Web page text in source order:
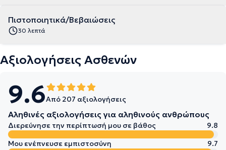
Πιστοποιητικά/Βεβαιώσεις
30 λεπτά
Αξιολογήσεις Ασθενών
9.6Από 207 αξιολογήσεις
Αληθινές αξιολογήσεις για αληθινούς ανθρώπους
Διερεύνησε την περίπτωσή μου σε βάθος
9.8
Μου ενέπνευσε εμπιστοσύνη
9.7